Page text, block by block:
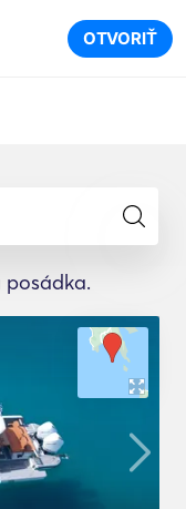
OTVORIŤ
posádka.